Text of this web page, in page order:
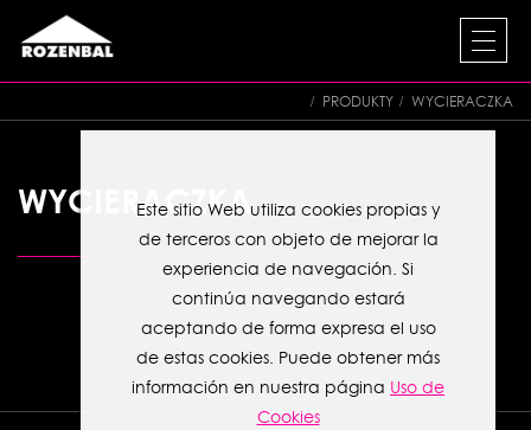
Este sitio Web utiliza cookies propias y
de terceros con objeto de mejorar la
experiencia de navegación. Si
continúa navegando estará
aceptando de forma expresa el uso
de estas cookies. Puede obtener más
información en nuestra página Uso de
Cookies
PRODUKTY WYCIERACZKA
WYCIERACZKA